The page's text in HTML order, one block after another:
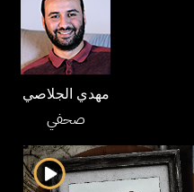
مهدي الجلاصي
صحفي